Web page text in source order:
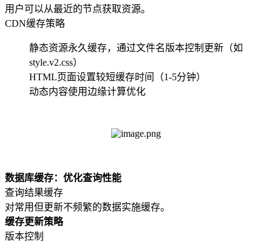
用户可以从最近的节点获取资源。
CDN缓存策略
静态资源永久缓存，通过文件名版本控制更新（如
style.v2.css）
HTML页面设置较短缓存时间（1-5分钟）
动态内容使用边缘计算优化
数据库缓存：优化查询性能
查询结果缓存
对常用但更新不频繁的数据实施缓存。
缓存更新策略
版本控制